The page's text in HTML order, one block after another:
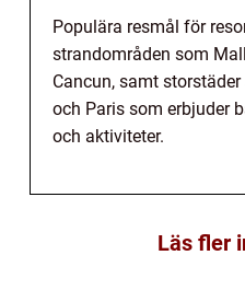
Populära resmål för
strandområden som
Cancun, samt
och Paris som erbjuder
och aktiviteter.
Läs fler